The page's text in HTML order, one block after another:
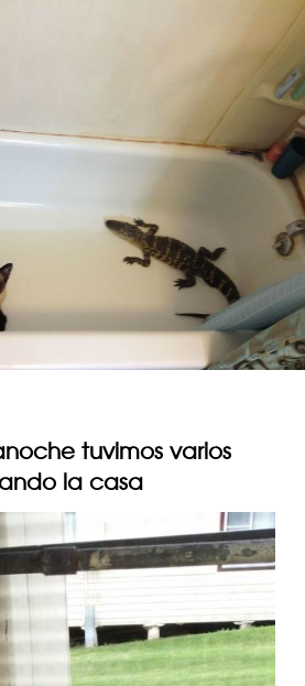
tuvimos varios
la casa